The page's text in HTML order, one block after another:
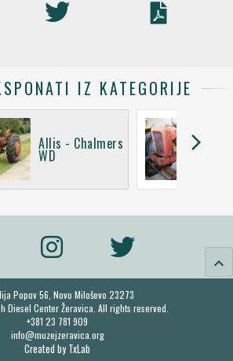
IZ KATEGORIJE
Allis - Chalmers
WD
arrow_forward_ios
keyboard_arrow_up
Popov 56, Novo Miloševo 23273
Diesel Center Žeravica. All rights reserved.
+381 23 781 909
info@muzejzeravica.org
Created byTxLab